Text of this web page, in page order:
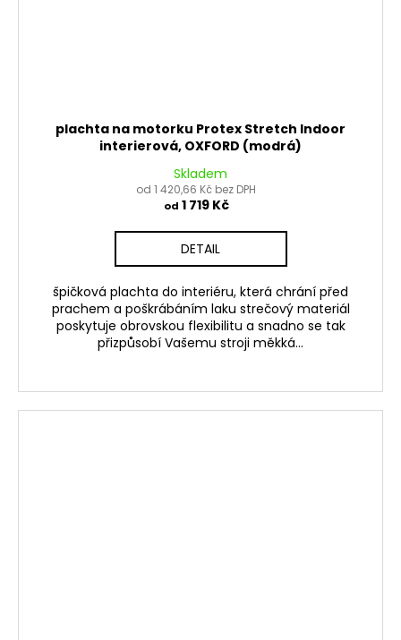
plachta na motorku Protex Stretch Indoor
interierová, OXFORD (modrá)
Skladem
od 1 420,66 Kč bez DPH
od 1 719 Kč
DETAIL
špičková plachta do interiéru, která chrání před
prachem a poškrábáním laku strečový materiál
poskytuje obrovskou flexibilitu a snadno se tak
přizpůsobí Vašemu stroji měkká...